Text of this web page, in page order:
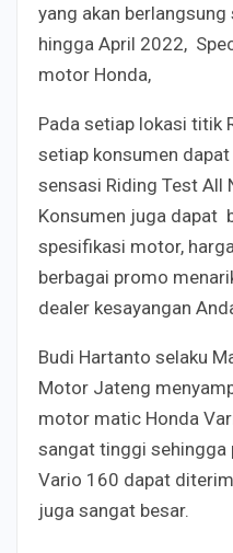
yang akan
hingga April 2022,
motor Honda,
Pada setiap lokasi titik
setiap konsumen
sensasi Riding Test All
Konsumen juga dapat
spesifikasi motor,
berbagai promo
dealer kesayangan
Budi Hartanto selaku
Motor Jateng
motor matic Honda
sangat tinggi sehingga
Vario 160 dapat
juga sangat besar.